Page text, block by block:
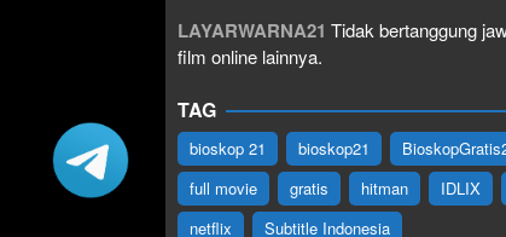
LAYARWARNA21 Tidak bertanggung
film online lainnya.
TAG
bioskop 21 bioskop21
full movie
gratis hitman IDLIX
netflix
Subtitle Indonesia